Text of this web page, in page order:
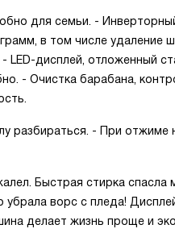
для семьи. -
в том числе удаление
LED-дисплей, отложенный
- Очистка барабана,
разбираться. - При отжиме
Быстрая стирка
убрала ворс с пледа!
делает жизнь проще и